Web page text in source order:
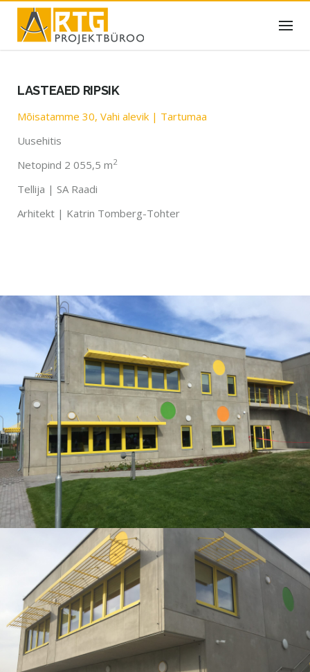
Skip
content
LASTEAED RIPSIK
Mõisatamme 30, Vahi alevik | Tartumaa
Uusehitis
Netopind 2 055,5 m2
Tellija | SA Raadi
Arhitekt | Katrin Tomberg-Tohter